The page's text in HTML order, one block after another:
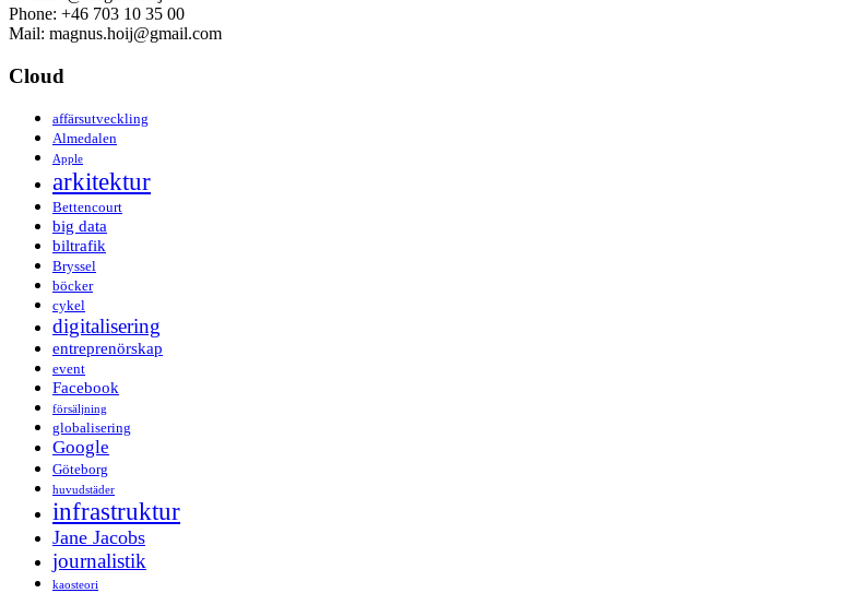
Phone: +46 703 10 35 00
Mail: magnus.hoij@gmail.com
Cloud
affärsutveckling
Almedalen
Apple
arkitektur
Bettencourt
big data
biltrafik
Bryssel
böcker
cykel
digitalisering
entreprenörskap
event
Facebook
försäljning
globalisering
Google
Göteborg
huvudstäder
infrastruktur
Jane Jacobs
journalistik
kaosteori